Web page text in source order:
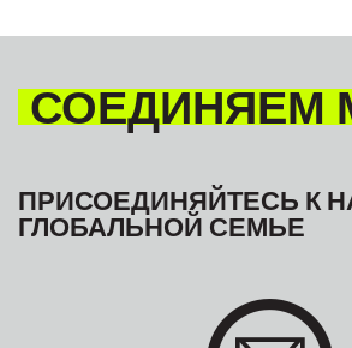
СОЕДИНЯЕМ
ПРИСОЕДИНЯЙТЕСЬ К
ГЛОБАЛЬНОЙ СЕМЬЕ